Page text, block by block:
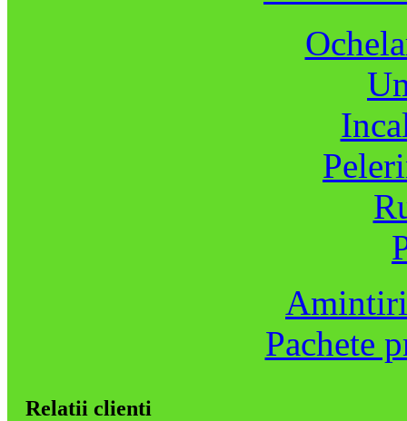
Pachete
Relatii clienti